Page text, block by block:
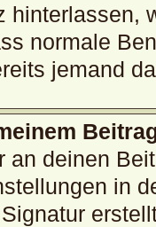
hinterlassen,
normale
jemand
an deinen
in